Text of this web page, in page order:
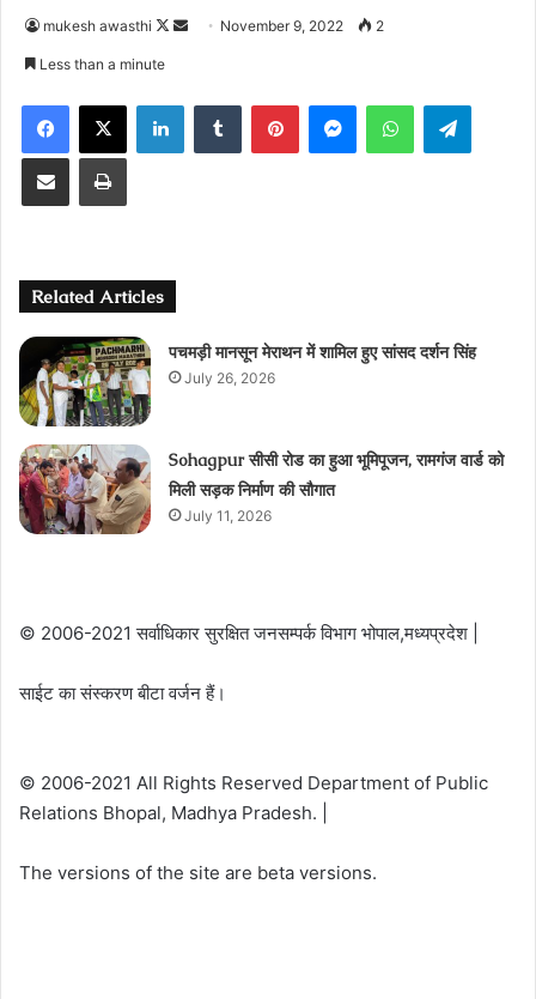
mukesh awasthi
Follow
Send November 9, 2022 2
Less than a minute
Facebook
X LinkedInTumblr PinterestMessengerWhatsApp
Share via Email Print
Related Articles
पचमड़ी मानसून मेराथन में शामिल हुए सांसद दर्शन सिंह
July 26, 2026
Sohagpur सीसी रोड का हुआ भूमिपूजन, रामगंज वार्ड को
मिली सड़क निर्माण की सौगात
July 11, 2026
© 2006-2021 सर्वाधिकार सुरक्षित जनसम्पर्क विभाग भोपाल,मध्यप्रदेश |
साईट का संस्करण बीटा वर्जन हैं।
© 2006-2021 All Rights Reserved Department of Public
Relations Bhopal, Madhya Pradesh. |
The versions of the site are beta versions.